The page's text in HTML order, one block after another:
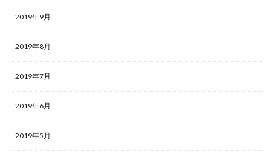
2019年9月
2019年8月
2019年7月
2019年6月
2019年5月